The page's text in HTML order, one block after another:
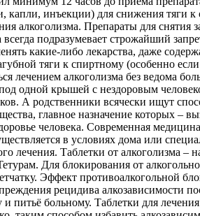
инъекции) для снижения тяги
алкоголизма. Препараты для
подразумевает строжайший
какие-либо лекарства, даже
тяги к спиртному (особенно
алкоголизма без ведома
одной крышей с нездоровым
А родственники всячески ищут
главное назначение которых –
человека. Современная
в условиях дома или
лечения. Таблетки от алкоголизма
Для блокирования от
Эффект противоалкогольной
рецидива алкозависимости
питьё больному. Таблетки для